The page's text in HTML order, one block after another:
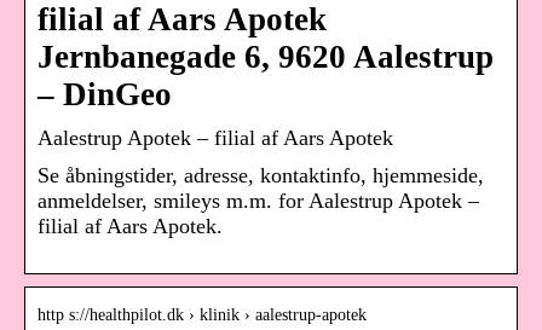
filial af Aars Apotek
Jernbanegade 6, 9620 Aalestrup
– DinGeo
Aalestrup Apotek – filial af Aars Apotek
Se åbningstider, adresse, kontaktinfo, hjemmeside,
anmeldelser, smileys m.m. for Aalestrup Apotek –
filial af Aars Apotek.
http s://healthpilot.dk › klinik › aalestrup-apotek